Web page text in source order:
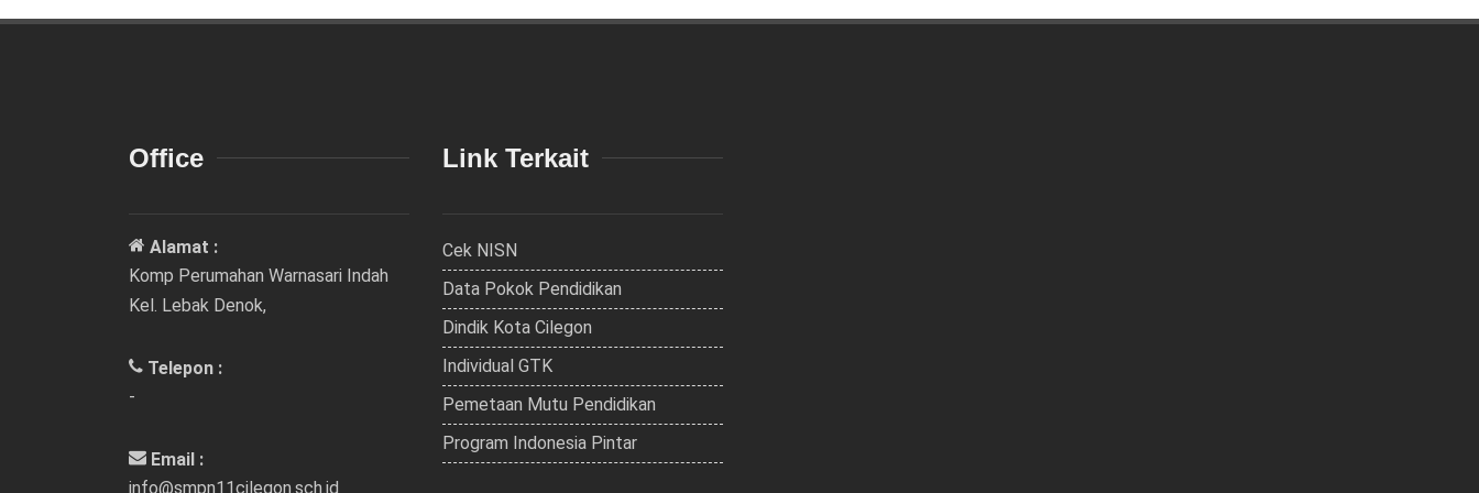
Office
Alamat :
Komp Perumahan Warnasari Indah
Kel. Lebak Denok,
Telepon :
-
Email :
info@smpn11cilegon.sch.id
Link Terkait
Cek NISN
Data Pokok Pendidikan
Dindik Kota Cilegon
Individual GTK
Pemetaan Mutu Pendidikan
Program Indonesia Pintar